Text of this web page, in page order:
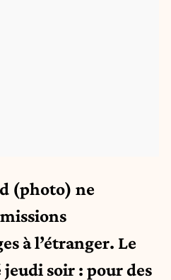
(photo) ne
à l’étranger. Le
jeudi soir : pour des